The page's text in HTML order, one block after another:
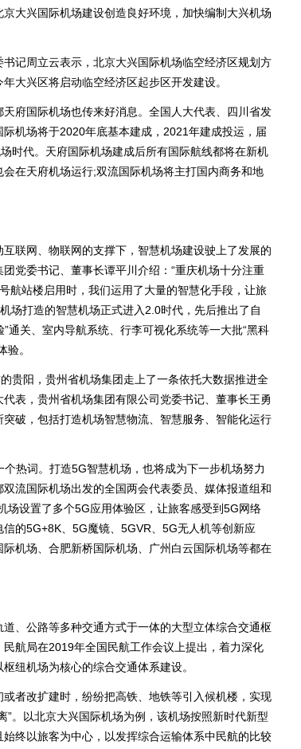
大兴国际机场建设创造良好环境，加快编制大兴机场
周立云表示，北京大兴国际机场临空经济区规划方
大兴区将启动临空经济区起步区开发建设。
国际机场也传来好消息。全国人大代表、四川省发
机场将于2020年底基本建成，2021年建成投运，届
时代。天府国际机场建成后所有国际航线都将在新机
在天府机场运行;双流国际机场将主打国内商务和地
网、物联网的支撑下，智慧机场建设驶上了发展的
党委书记、董事长谭平川介绍：“重庆机场十分注重
航站楼启用时，我们运用了大量的智慧化手段，让旅
场打造的智慧机场正式进入2.0时代，先后推出了自
”通关、室内导航系统、行李可视化系统等一大批“黑科
验。
阳，贵州省机场集团走上了一条依托大数据推进全
表，贵州省机场集团有限公司党委书记、董事长王勇
破，包括打造机场智慧物流、智慧服务、智能化运行
热词。打造5G智慧机场，也将成为下一步机场努力
流国际机场出发的全国两会代表委员、媒体报道组和
场设置了多个5G应用体验区，让旅客感受到5G网络
的5G+8K、5G魔镜、5GVR、5G无人机等创新应
机场、合肥新桥国际机场、广州白云国际机场等都在
公路等多种交通方式于一体的大型立体综合交通枢
航局在2019年全国民航工作会议上提出，着力深化
纽机场为核心的综合交通体系建设。
改扩建时，纷纷把高铁、地铁等引入候机楼，实现
”。以北京大兴国际机场为例，该机场按照新时代新型
终以旅客为中心，以发挥综合运输体系中民航的比较